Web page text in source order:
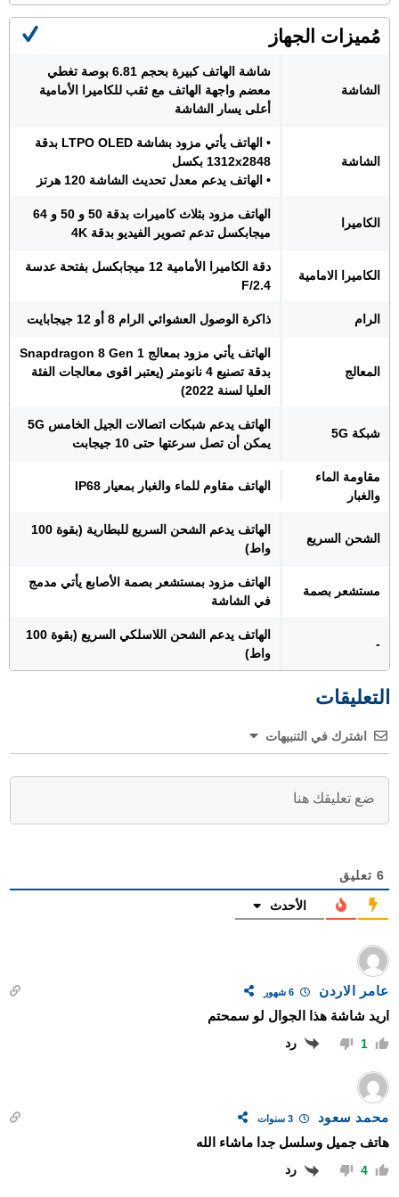
مُميزات الجهاز
الشاشة
شاشة الهاتف كبيرة بحجم 6.81 بوصة تغطي
معضم واجهة الهاتف مع ثقب للكاميرا الأمامية
أعلى يسار الشاشة
الشاشة
• الهاتف يأتي مزود بشاشة LTPO OLED بدقة
1312x2848 بكسل
• الهاتف يدعم معدل تحديث الشاشة 120 هرتز
الكاميرا
الهاتف مزود بثلاث كاميرات بدقة 50 و 50 و 64
ميجابكسل تدعم تصوير الفيديو بدقة 4K
الكاميرا الامامية
دقة الكاميرا الأمامية 12 ميجابكسل بفتحة عدسة
F/2.4
الرام ذاكرة الوصول العشوائي الرام 8 أو 12 جيجابايت
المعالج
الهاتف يأتي مزود بمعالج Snapdragon 8 Gen 1
بدقة تصنيع 4 نانومتر (يعتبر اقوى معالجات الفئة
العليا لسنة 2022)
شبكة 5G
الهاتف يدعم شبكات اتصالات الجيل الخامس 5G
يمكن أن تصل سرعتها حتى 10 جيجابت
مقاومة الماء
والغبار
الهاتف مقاوم للماء والغبار بمعيار IP68
الشحن السريع
الهاتف يدعم الشحن السريع للبطارية (بقوة 100
واط)
مستشعر بصمة
الهاتف مزود بمستشعر بصمة الأصابع يأتي مدمج
في الشاشة
-
الهاتف يدعم الشحن اللاسلكي السريع (بقوة 100
واط)
التعليقات
اشترك في التنبيهات
6 تعليق
الأحدث
عامر الاردن
اريد شاشة هذا الجوال لو سمحتم
1 رد
محمد سعود 3 سنوات
هاتف جميل وسلسل جدا ماشاء الله
4 رد